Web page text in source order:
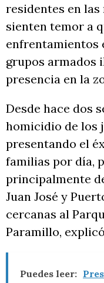
residentes en las
sienten temor a
enfrentamientos
grupos armados
presencia en la
Desde hace dos
homicidio de los
presentando el
familias por día,
principalmente
Juan José y
cercanas al
Paramillo,
Puedes leer: